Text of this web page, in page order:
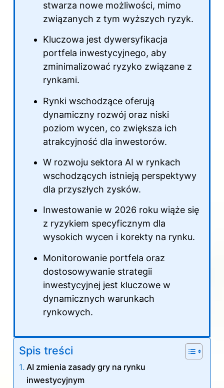
stwarza nowe możliwości, mimo
związanych z tym wyższych ryzyk.
Kluczowa jest dywersyfikacja
portfela inwestycyjnego, aby
zminimalizować ryzyko związane z
rynkami.
Rynki wschodzące oferują
dynamiczny rozwój oraz niski
poziom wycen, co zwiększa ich
atrakcyjność dla inwestorów.
W rozwoju sektora AI w rynkach
wschodzących istnieją perspektywy
dla przyszłych zysków.
Inwestowanie w 2026 roku wiąże się
z ryzykiem specyficznym dla
wysokich wycen i korekty na rynku.
Monitorowanie portfela oraz
dostosowywanie strategii
inwestycyjnej jest kluczowe w
dynamicznych warunkach
rynkowych.
Spis treści
AI zmienia zasady gry na rynku
inwestycyjnym